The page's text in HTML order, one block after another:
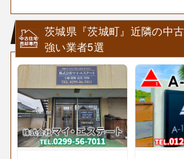
茨城県『茨城町』近隣の中
強い業者5選